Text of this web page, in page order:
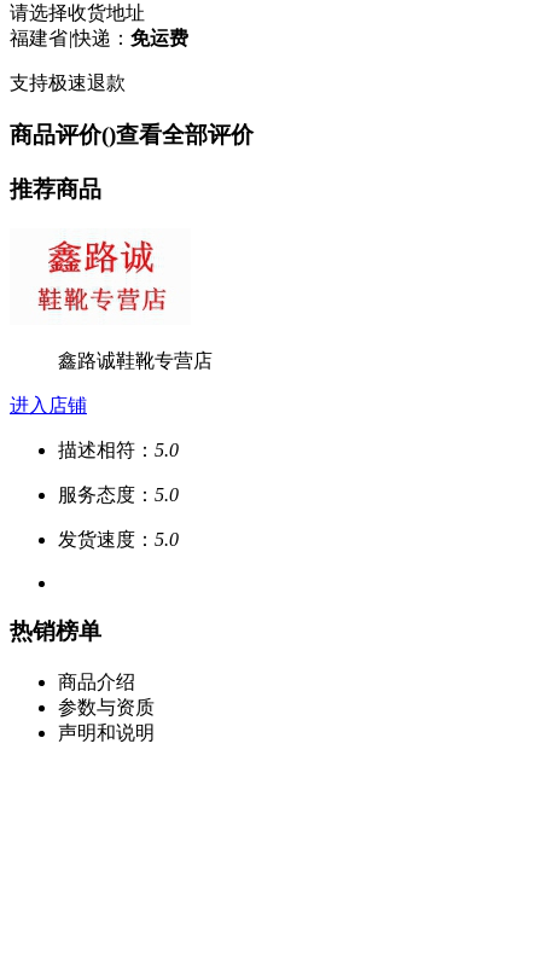
请选择收货地址
福建省|快递： 免运费
支持极速退款
商品评价()查看全部评价
推荐商品
鑫路诚鞋靴专营店
进入店铺
描述相符： 5.0
服务态度： 5.0
发货速度： 5.0
热销榜单
商品介绍
参数与资质
声明和说明